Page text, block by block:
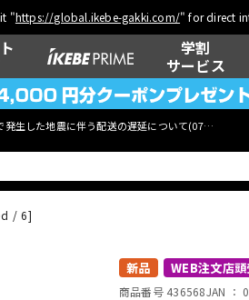
"https://global.ikebe-gakki.com/" for direct
学割
サービス
発生した地震に伴う配送の遅延について(07月29日
ウクレレ
/ 6]
新品 WEB注文店
商品番号 436568JAN ：